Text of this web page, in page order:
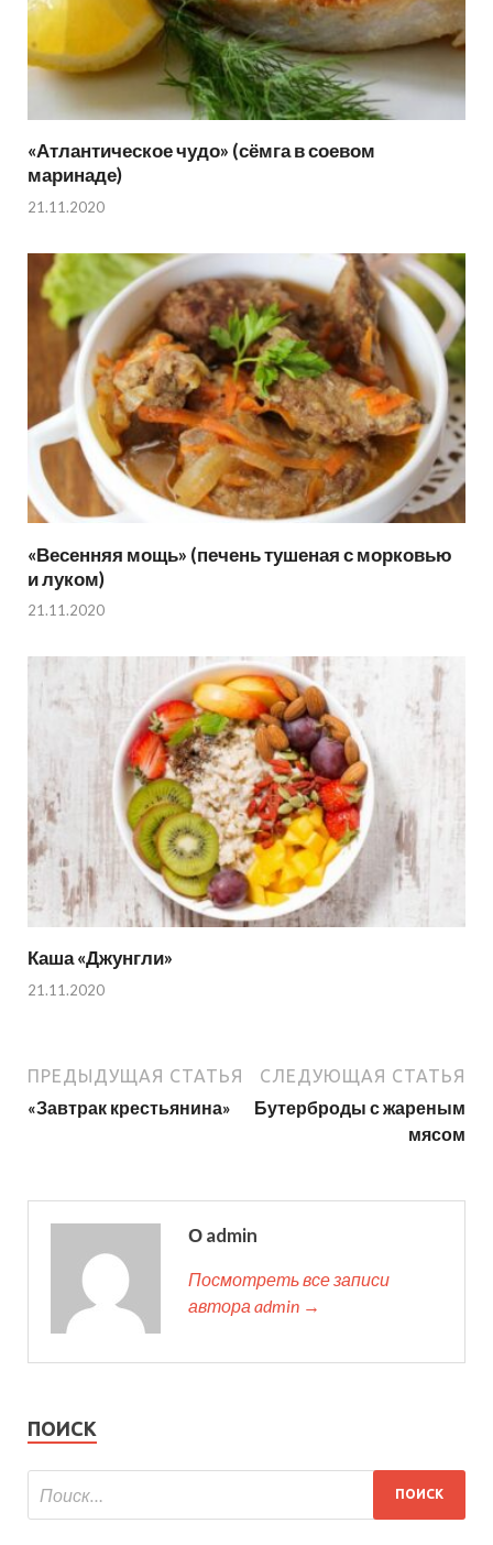
«Атлантическое чудо» (сёмга в соевом
маринаде)
21.11.2020
«Весенняя мощь» (печень тушеная с морковью
и луком)
21.11.2020
Каша «Джунгли»
21.11.2020
ПРЕДЫДУЩАЯ СТАТЬЯ
«Завтрак крестьянина»
СЛЕДУЮЩАЯ СТАТЬЯ
Бутерброды с жареным
мясом
О admin
Посмотреть все записи
автора admin →
ПОИСК